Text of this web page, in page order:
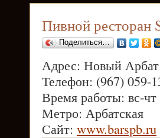
Пивной
Поделиться…
Адрес: Новый
Телефон: (967) 059-
Время работы: вс-
Метро: Арбатская
Сайт: www.barspb.ru